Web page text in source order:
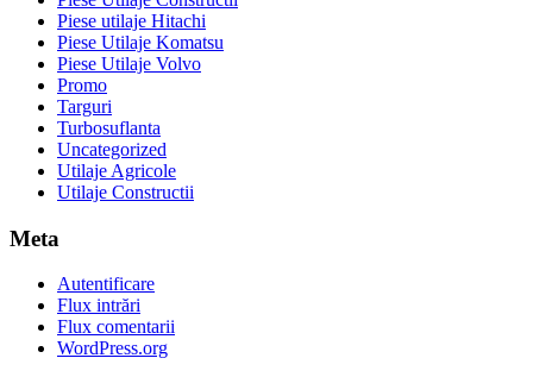
Piese utilaje Hitachi
Piese Utilaje Komatsu
Piese Utilaje Volvo
Promo
Targuri
Turbosuflanta
Uncategorized
Utilaje Agricole
Utilaje Constructii
Meta
Autentificare
Flux intrări
Flux comentarii
WordPress.org